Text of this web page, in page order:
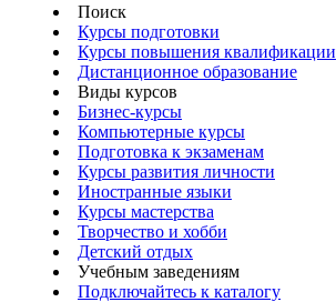
Поиск
Курсы подготовки
Курсы повышения квалификации
Дистанционное образование
Виды курсов
Бизнес-курсы
Компьютерные курсы
Подготовка к экзаменам
Курсы развития личности
Иностранные языки
Курсы мастерства
Творчество и хобби
Детский отдых
Учебным заведениям
Подключайтесь к каталогу